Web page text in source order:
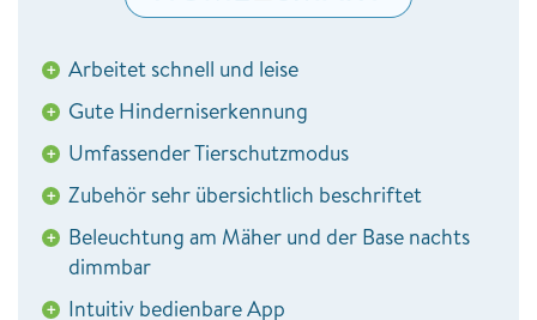
+ Arbeitet schnell und leise
+ Gute Hinderniserkennung
+ Umfassender Tierschutzmodus
+ Zubehör sehr übersichtlich beschriftet
+ Beleuchtung am Mäher und der Base nachts
dimmbar
+ Intuitiv bedienbare App